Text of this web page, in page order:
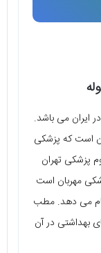
ایران می باشد.
است که پزشکی
پزشکی تهران
مهربان است
می دهد. مطب
بهداشتی در آن